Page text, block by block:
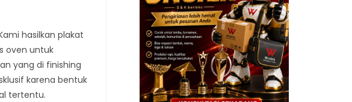
hasilkan plakat
oven untuk
yang di finishing
karena bentuk
tertentu.